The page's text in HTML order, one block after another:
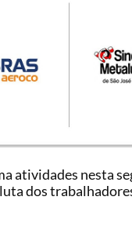
atividades nesta
dos